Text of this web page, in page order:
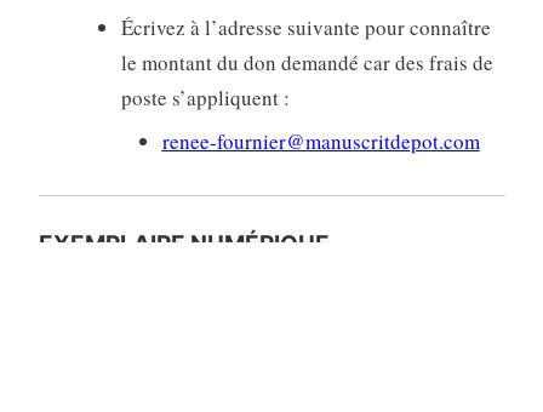
Écrivez à l’adresse suivante pour connaître
le montant du don demandé car des frais de
poste s’appliquent :
renee-fournier@manuscritdepot.com
EXEMPLAIRE NUMÉRIQUE